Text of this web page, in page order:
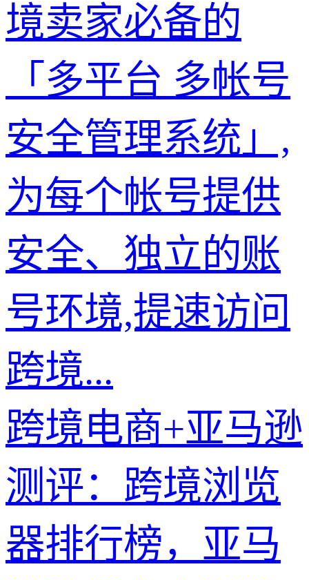
境卖家必备的
「多平台 多帐号
安全管理系统」,
为每个帐号提供
安全、独立的账
号环境,提速访问
跨境...
跨境电商+亚马逊
测评：跨境浏览
器排行榜，亚马